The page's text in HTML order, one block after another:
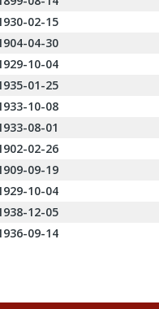
02-15
04-30
10-04
01-25
10-08
08-01
02-26
09-19
10-04
12-05
09-14